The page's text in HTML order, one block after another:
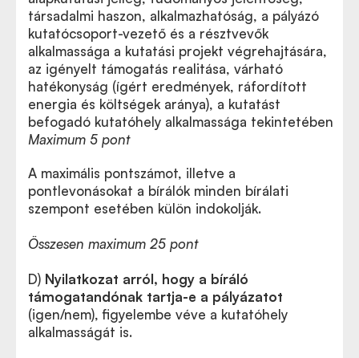
társadalmi haszon, alkalmazhatóság, a pályázó
kutatócsoport-vezető és a résztvevők
alkalmassága a kutatási projekt végrehajtására,
az igényelt támogatás realitása, várható
hatékonyság (ígért eredmények, ráfordított
energia és költségek aránya), a kutatást
befogadó kutatóhely alkalmassága tekintetében
Maximum 5 pont
A maximális pontszámot, illetve a
pontlevonásokat a bírálók minden bírálati
szempont esetében külön indokolják.
Összesen maximum 25 pont
D) Nyilatkozat arról, hogy a bíráló
támogatandónak tartja-e a pályázatot
(igen/nem), figyelembe véve a kutatóhely
alkalmasságát is.